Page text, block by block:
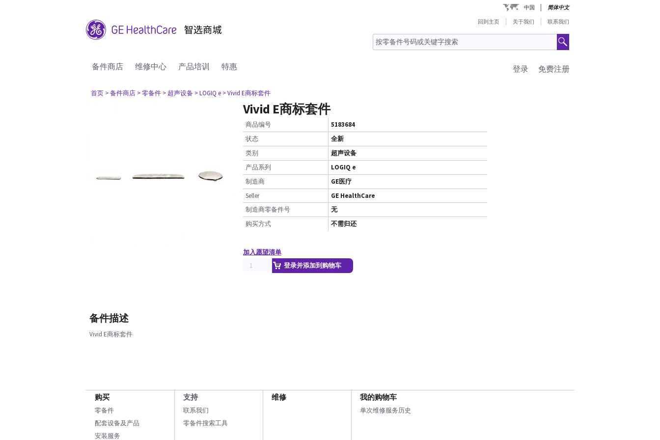
中国 简体中文
回到主页 关于我们 联系我们
备件商店 维修中心 产品培训 特惠 免费注册
登录
首页 > 备件商店 > 零备件 > 超声设备 > LOGIQ e > Vivid E商标套件
Vivid E商标套件
商品编号
5183684
状态
全新
类别
超声设备
产品系列
LOGIQ e
制造商
GE医疗
Seller
GE HealthCare
制造商零备件号
无
购买方式
不需归还
加入愿望清单
登录并添加到购物车
备件描述
Vivid E商标套件
购买
零备件
配套设备及产品
安装服务
支持
联系我们
零备件搜索工具
维修 我的购物车
单次维修服务历史